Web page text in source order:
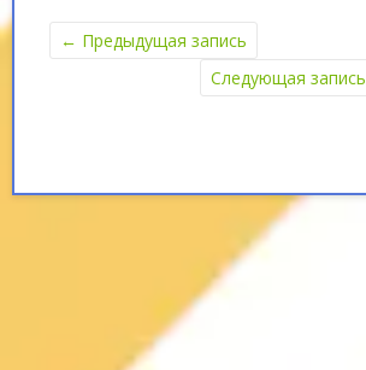
← Предыдущая запись
Следующая запись